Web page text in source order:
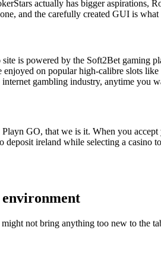
actually has bigger aspirations,
and the carefully created GUI is
is powered by the Soft2Bet gaming
on popular high-calibre slots
gambling industry, anytime you
GO, that we is it. When you
ireland while selecting a casino
not bring anything too new to the